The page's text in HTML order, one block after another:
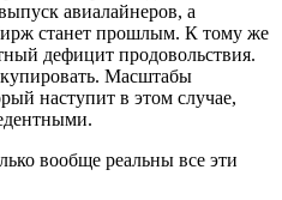
авиалайнеров, а
станет прошлым. К тому же
дефицит продовольствия.
Масштабы
наступит в этом случае,
вообще реальны все эти